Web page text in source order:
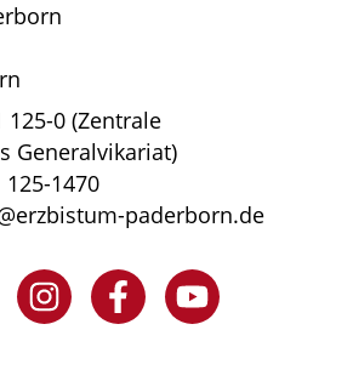
125-0 (Zentrale
Generalvikariat)
125-1470
paderborn.de